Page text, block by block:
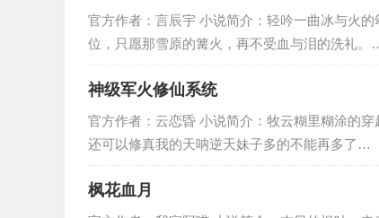
官方作者：言辰宇 小说简介：轻吟一曲冰与火
位，只愿那雪原的篝火，再不受血与泪的洗礼。
神级军火修仙系统
官方作者：云恋昏 小说简介：牧云糊里糊涂的
还可以修真我的天呐逆天妹子多的不能再多了…
枫花血月